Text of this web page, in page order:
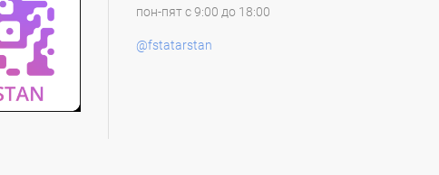
пон-пят с 9:00 до 18:00
@fstatarstan